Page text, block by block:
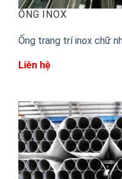
ỐNG INOX
Ống trang trí inox chữ
Liên hệ